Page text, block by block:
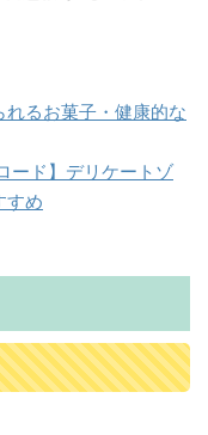
るお菓子・健康的な
ード】デリケートゾ
すめ